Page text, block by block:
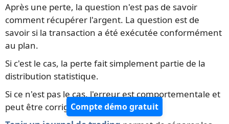
Après une perte, la question n'est pas de savoir
comment récupérer l'argent. La question est de
savoir si la transaction a été exécutée conformément
au plan.
Si c'est le cas, la perte fait simplement partie de la
distribution statistique.
Si ce n'est pas le cas, l'erreur est comportementale et
peut être corrigée.Compte démo gratuit